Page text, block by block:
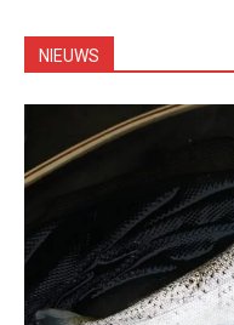
NIEUWS